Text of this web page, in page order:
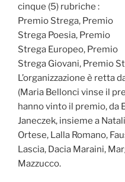
cinque (5) rubriche :
Premio Strega, Premio
Strega Poesia, Premio
Strega Europeo, Premio
Strega Giovani, Premio
L’organizzazione è retta
(Maria Bellonci vinse il
hanno vinto il premio, da
Janeczek, insieme a
Ortese, Lalla Romano,
Lascia, Dacia Maraini,
Mazzucco.